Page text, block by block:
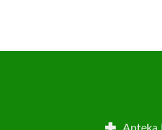
Apteka